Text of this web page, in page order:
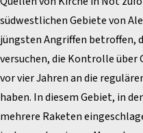
südwestlichen Gebiete von
jüngsten Angriffen betroffen,
versuchen, die Kontrolle über
vor vier Jahren an die
haben. In diesem Gebiet, in
mehrere Raketen